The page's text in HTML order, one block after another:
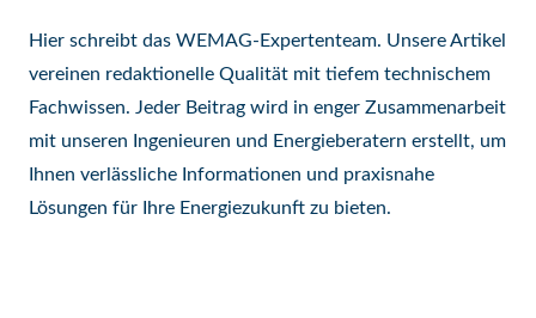
Hier schreibt das WEMAG-Expertenteam. Unsere Artikel
vereinen redaktionelle Qualität mit tiefem technischem
Fachwissen. Jeder Beitrag wird in enger Zusammenarbeit
mit unseren Ingenieuren und Energieberatern erstellt, um
Ihnen verlässliche Informationen und praxisnahe
Lösungen für Ihre Energiezukunft zu bieten.